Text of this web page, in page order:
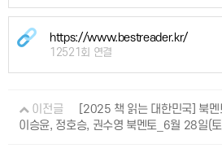
https://www.bestreader.kr/
12521회 연결
이전글
[2025 책 읽는 대한민국] 북
이승윤, 정호승, 권수영 북멘토_6월 28일(